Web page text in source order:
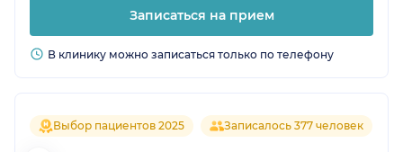
Записаться на прием
В клинику можно записаться только по телефону
Выбор пациентов 2025 Записалось 377 человек